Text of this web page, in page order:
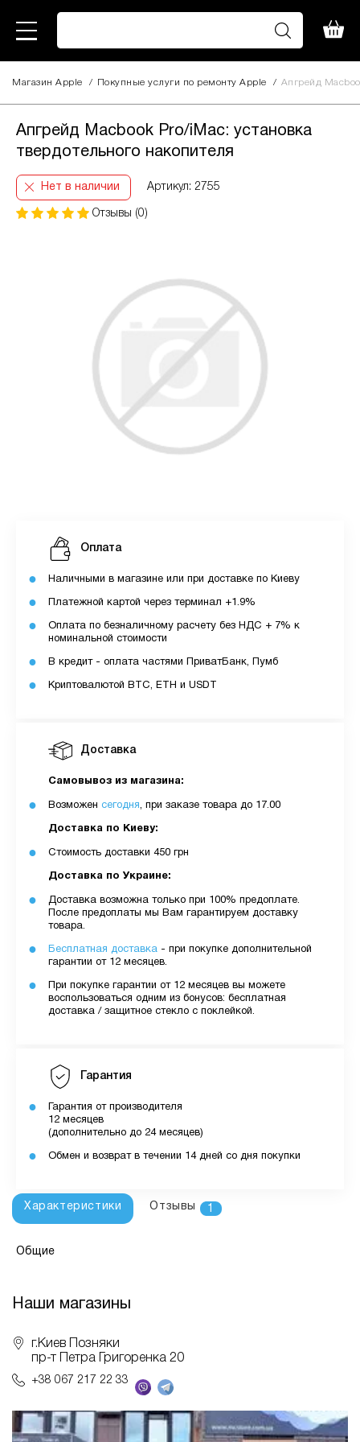
Магазин Apple / Покупные услуги по ремонту Apple / Апгрейд
Апгрейд Macbook Pro/iMac: установка
твердотельного накопителя
Нет в наличии Артикул: 2755
Отзывы (0)
Доставка
Самовывоз из магазина:
Возможен сегодня, при заказе товара до 17.00
Доставка по Киеву:
Стоимость доставки 450 грн
Доставка по Украине:
Доставка возможна только при 100% предоплате.
После предоплаты мы Вам гарантируем доставку
товара.
Бесплатная доставка - при покупке дополнительной
гарантии от 12 месяцев.
При покупке гарантии от 12 месяцев вы можете
воспользоваться одним из бонусов: бесплатная
доставка / защитное стекло с поклейкой.
Гарантия
Гарантия от производителя
12 месяцев
(дополнительно до 24 месяцев)
Обмен и возврат в течении 14 дней со дня покупки
Оплата
Наличными в магазине или при доставке по Киеву
Платежной картой через терминал +1.9%
Оплата по безналичному расчету без НДС + 7% к
номинальной стоимости
В кредит - оплата частями ПриватБанк, Пумб
Криптовалютой BTC, ETH и USDT
Характеристики Отзывы 1
Общие
Наши магазины
г.Киев Позняки
пр-т Петра Григоренка 20
+38 067 217 22 33